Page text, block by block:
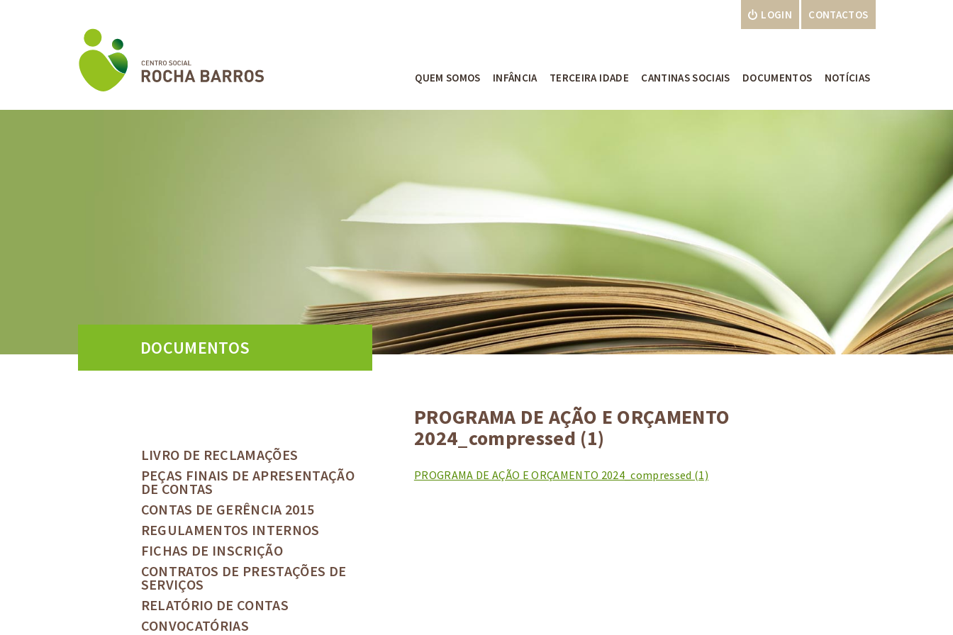
QUEM SOMOS INFÂNCIA TERCEIRA IDADE CANTINAS SOCIAIS DOCUMENTOS NOTÍCIAS
LOGIN CONTACTOS
DOCUMENTOS
LIVRO DE RECLAMAÇÕES
PEÇAS FINAIS DE APRESENTAÇÃO
DE CONTAS
CONTAS DE GERÊNCIA 2015
REGULAMENTOS INTERNOS
FICHAS DE INSCRIÇÃO
CONTRATOS DE PRESTAÇÕES DE
SERVIÇOS
RELATÓRIO DE CONTAS
CONVOCATÓRIAS
PROGRAMA DE AÇÃO E ORÇAMENTO
2024_compressed (1)
PROGRAMA DE AÇÃO E ORÇAMENTO 2024_compressed (1)